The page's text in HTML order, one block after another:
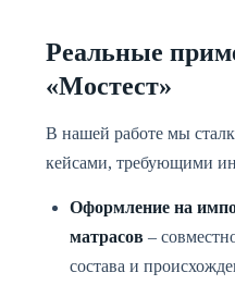
Реальные
«Мостест»
В нашей работе мы
кейсами, требующими
Оформление на
матрасов –
состава и